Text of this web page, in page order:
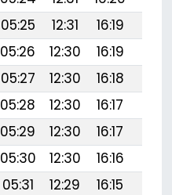
05:25 12:31 16:19
05:26 12:30 16:19
05:27 12:30 16:18
05:28 12:30 16:17
05:29 12:30 16:17
05:30 12:30 16:16
05:31 12:29 16:15